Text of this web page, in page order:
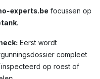
experts.be focussen op
.
Eerst wordt
compleet
op roest of